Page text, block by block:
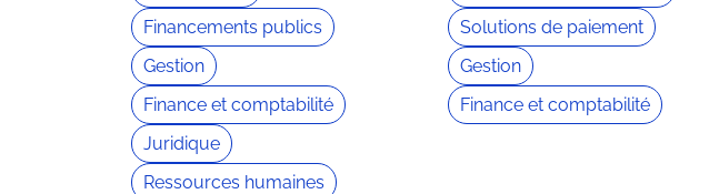
Financements publics
Gestion
Finance et comptabilité
Juridique
Ressources humaines
Solutions de paiement
Gestion
Finance et comptabilité